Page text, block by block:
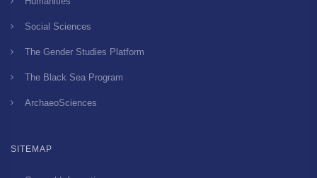
Social Sciences
The Gender Studies Platform
The Black Sea Program
ArchaeoSciences
SITEMAP